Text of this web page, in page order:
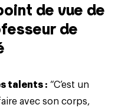
de vue de
de
talents : “C’est un
avec son corps,